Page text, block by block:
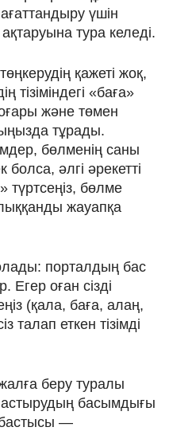
үшін
тура келеді.
қажеті жоқ,
тізіміндегі «баға»
және төмен
тұрады.
бөлменің саны
әлгі әрекетті
түртсеңіз, бөлме
жауапқа
порталдың бас
Егер оған сізді
(қала, баға, алаң,
талап еткен тізімді
беру туралы
басымдығы
бастысы —